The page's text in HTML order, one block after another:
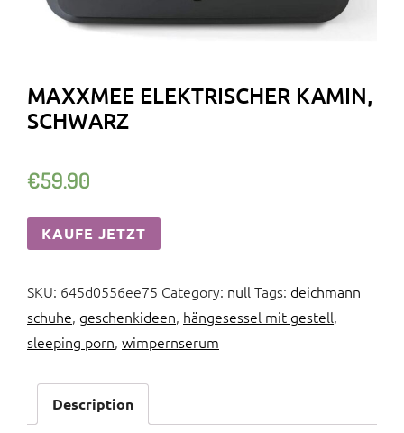
MAXXMEE ELEKTRISCHER KAMIN,
SCHWARZ
€59.90
KAUFE JETZT
SKU: 645d0556ee75 Category: null Tags: deichmann
schuhe, geschenkideen, hängesessel mit gestell,
sleeping porn, wimpernserum
Description